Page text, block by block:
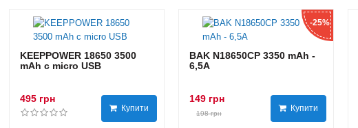
KEEPPOWER 18650 3500
mAh с micro USB
495 грн
Купити
-25%
BAK N18650CP 3350 mAh -
6,5А
149 грн
198 грн Купити